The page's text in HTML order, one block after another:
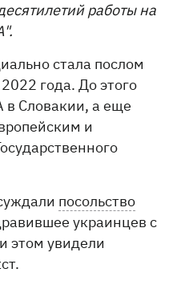
работы на
стала послом
года. До этого
Словакии, а еще
и
посольство
украинцев с
этом увидели